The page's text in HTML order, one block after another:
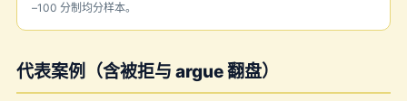
–100 分制均分样本。
代表案例（含被拒与 argue 翻盘）